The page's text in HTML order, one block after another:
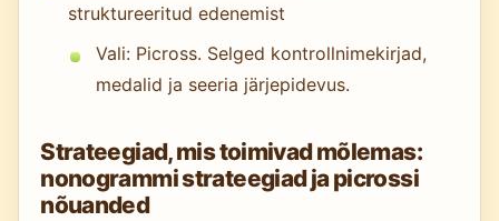
struktureeritud edenemist
Vali: Picross. Selged kontrollnimekirjad,
medalid ja seeria järjepidevus.
Strateegiad, mis toimivad mõlemas:
nonogrammi strateegiad ja picrossi
nõuanded